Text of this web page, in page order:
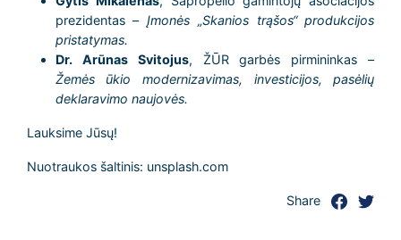
prezidentas –Įmonės „Skanios trąšos“ produkcijos
pristatymas.
Dr. Arūnas Svitojus, ŽŪR garbės pirmininkas –
Žemės ūkio modernizavimas, investicijos, pasėlių
deklaravimo naujovės.
Lauksime Jūsų!
Nuotraukos šaltinis: unsplash.com
Share